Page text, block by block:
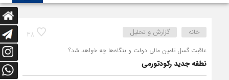
38 خانه گزارش و تحلیل
عاقبت گسل تامین مالی دولت و بنگاه‌ها چه خواهد شد؟
نطفه جدید رکود‌تورمی